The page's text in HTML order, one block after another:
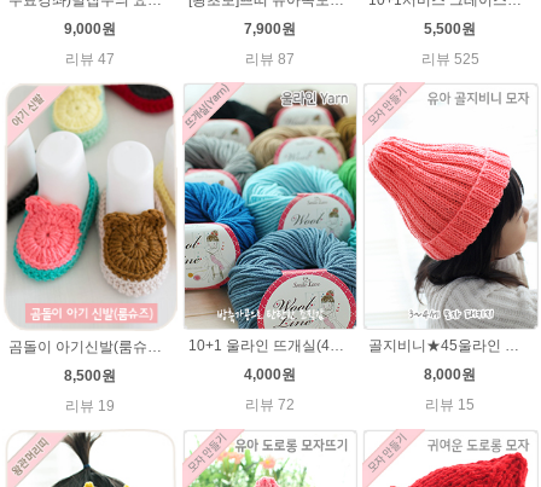
9,000원
리뷰 47
7,900원
리뷰 87
5,500원
리뷰 525
곰돌이 아기신발(룸슈즈)★45울라인 뜨개실 코바늘뜨기 태교뜨개질 손뜨개
8,500원
리뷰 19
10+1 울라인 뜨개실(45g) 유아/블랭킷/손뜨개인형실/505털실/바라클라바털실 뜨개실
4,000원
리뷰 72
골지비니★45울라인 털실 모자뜨기 손뜨개질
8,000원
리뷰 15